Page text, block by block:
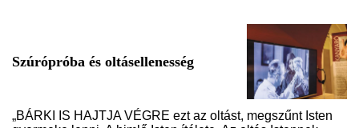
Szúrópróba és oltásellenesség
„BÁRKI IS HAJTJA VÉGRE ezt az oltást, megszűnt Isten